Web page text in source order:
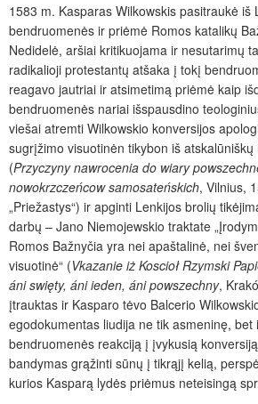
1583 m. Kasparas Wilkowskis pasitraukė iš
bendruomenės ir priėmė Romos katalikų
Nedidelė, aršiai kritikuojama ir nesutarimų
radikalioji protestantų atšaka į tokį
reagavo jautriai ir atsimetimą priėmė kaip
bendruomenės nariai išspausdino
viešai atremti Wilkowskio konversijos
sugrįžimo visuotinėn tikybon iš atskalūniškų
(Przyczyny nawrocenia do wiary
nowokrzczeńcow samosateńskich, Vilnius,
„Priežastys“) ir apginti Lenkijos brolių
darbų – Jano Niemojewskio traktate
Romos Bažnyčia yra nei apaštalinė, nei
visuotinė“ (Vkazanie iż Koscioł Rzymski
áni swięty, áni ieden, áni powszechny,
įtrauktas ir Kasparo tėvo Balcerio
egodokumentas liudija ne tik asmeninę, bet
bendruomenės reakciją į įvykusią
bandymas grąžinti sūnų į tikrąjį kelią,
kurios Kasparą lydės priėmus neteisingą